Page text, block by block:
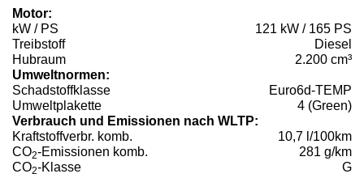
Motor:
kW / PS
121 kW / 165 PS
Treibstoff
Diesel
Hubraum
2.200 cm³
Umweltnormen:
Schadstoffklasse
Euro6d-TEMP
Umweltplakette
4 (Green)
Verbrauch und Emissionen nach WLTP:
Kraftstoffverbr. komb.
10,7 l/100km
CO2-Emissionen komb.
281 g/km
CO2-Klasse G